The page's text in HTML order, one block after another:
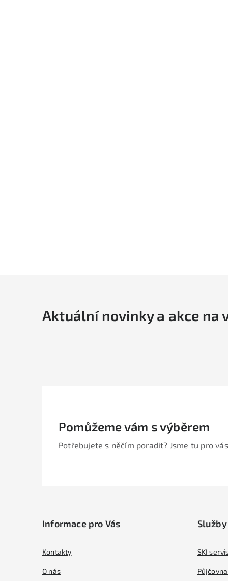
Aktuální novinky a akce na
Pomůžeme vám s výběrem
Potřebujete s něčím poradit? Jsme tu pro
Informace pro Vás
Kontakty
O nás
Služby
SKI